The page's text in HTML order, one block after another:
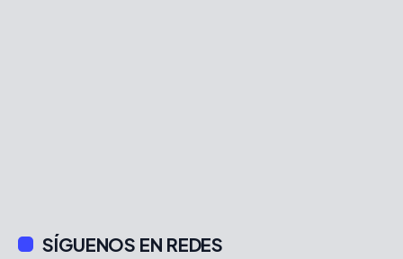
SÍGUENOS EN REDES